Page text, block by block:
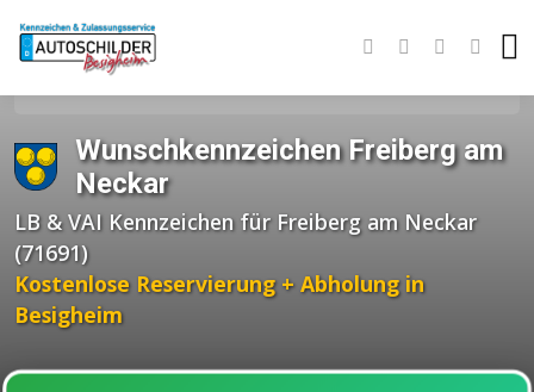
Startseite
Wunschkennzeichen BW
Landkreis Ludwigsburg
Wunschkennzeichen Freiberg am
Neckar
LB & VAI Kennzeichen für Freiberg am Neckar
(71691)
Kostenlose Reservierung + Abholung in
Besigheim